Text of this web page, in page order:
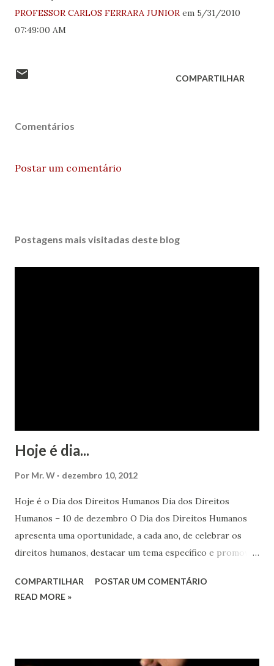
PROFESSOR CARLOS FERRARA JUNIOR em 5/31/2010
07:49:00 AM
COMPARTILHAR
Comentários
Postar um comentário
Postagens mais visitadas deste blog
Hoje é dia...
Por Mr. W dezembro 10, 2012
Hoje é o Dia dos Direitos Humanos Dia dos Direitos
Humanos – 10 de dezembro O Dia dos Direitos Humanos
apresenta uma oportunidade, a cada ano, de celebrar os
direitos humanos, destacar um tema específico e promover
em todos os lugares. Este ano, o foco é sobre os direitos
COMPARTILHAR
POSTAR UM COMENTÁRIO
READ MORE »